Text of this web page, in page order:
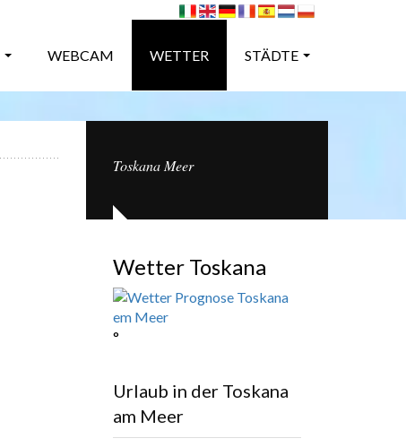
WEBCAM WETTER STÄDTE
Toskana Meer
Wetter Toskana
°
Urlaub in der Toskana
am Meer